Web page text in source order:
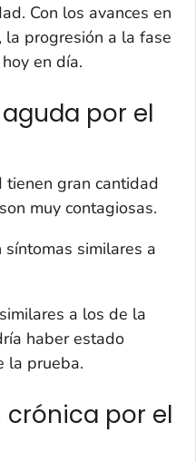
Con los avances en
progresión a la fase
en día.
aguda por el
tienen gran cantidad
muy contagiosas.
similares a
a los de la
haber estado
la prueba.
crónica por el